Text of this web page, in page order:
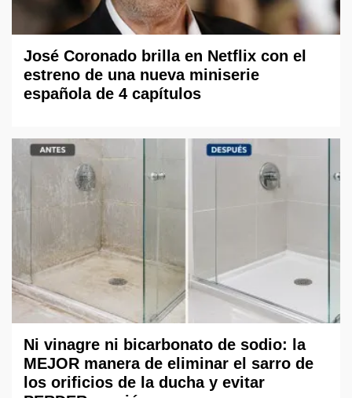
José Coronado brilla en Netflix con el
estreno de una nueva miniserie
española de 4 capítulos
Ni vinagre ni bicarbonato de sodio: la
MEJOR manera de eliminar el sarro de
los orificios de la ducha y evitar